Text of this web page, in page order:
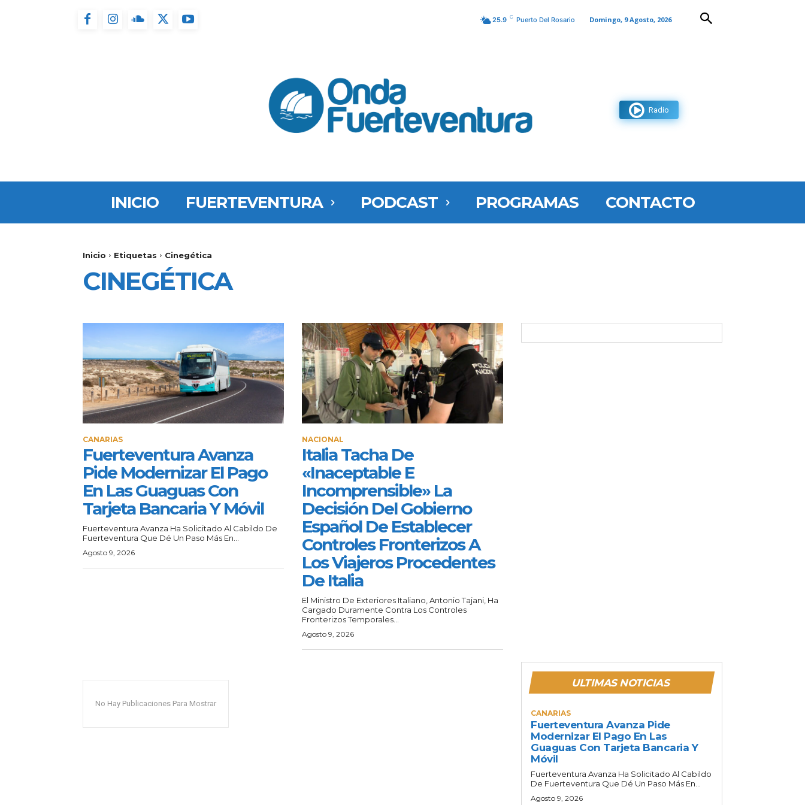
25.9 C Puerto Del Rosario Domingo, 9 Agosto, 2026
Radio
INICIO FUERTEVENTURA PODCAST PROGRAMAS CONTACTO
Inicio Etiquetas Cinegética
CINEGÉTICA
CANARIAS
Fuerteventura Avanza
Pide Modernizar El Pago
En Las Guaguas Con
Tarjeta Bancaria Y Móvil
Fuerteventura Avanza Ha Solicitado Al Cabildo De
Fuerteventura Que Dé Un Paso Más En...
Agosto 9, 2026
NACIONAL
Italia Tacha De
«inaceptable E
Incomprensible» La
Decisión Del Gobierno
Español De Establecer
Controles Fronterizos A
Los Viajeros Procedentes
De Italia
El Ministro De Exteriores Italiano, Antonio Tajani, Ha
Cargado Duramente Contra Los Controles
Fronterizos Temporales...
Agosto 9, 2026
No Hay Publicaciones Para Mostrar
ULTIMAS NOTICIAS
CANARIAS
Fuerteventura Avanza Pide
Modernizar El Pago En Las
Guaguas Con Tarjeta Bancaria Y
Móvil
Fuerteventura Avanza Ha Solicitado Al Cabildo
De Fuerteventura Que Dé Un Paso Más En...
Agosto 9, 2026